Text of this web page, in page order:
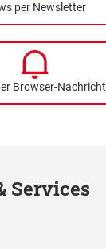
per Newsletter
Browser-Nachricht
Services